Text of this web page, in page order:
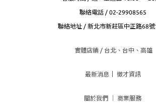
聯絡電話 / 02-29908565
聯絡地址 / 新北市新莊區中正路68
實體店鋪 / 台北、台中、高雄
最新消息 徵才資訊
關於我們 商業服務